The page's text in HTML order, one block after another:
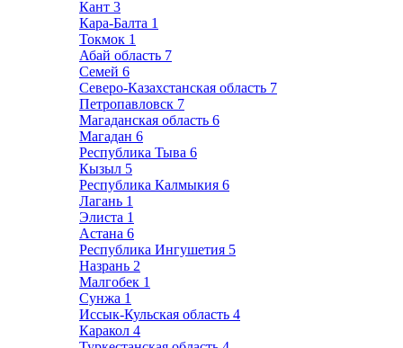
Кант 3
Кара-Балта 1
Токмок 1
Абай область 7
Семей 6
Северо-Казахстанская область 7
Петропавловск 7
Магаданская область 6
Магадан 6
Республика Тыва 6
Кызыл 5
Республика Калмыкия 6
Лагань 1
Элиста 1
Астана 6
Республика Ингушетия 5
Назрань 2
Малгобек 1
Сунжа 1
Иссык-Кульская область 4
Каракол 4